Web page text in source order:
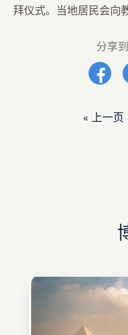
拜仪式。当地居民会向
分享
« 上一页